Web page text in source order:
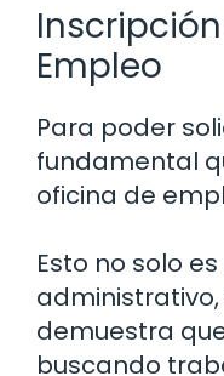
Empleo
Para poder
fundamental
oficina de
Esto no solo
demuestra
buscando